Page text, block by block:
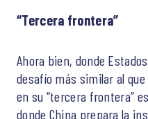
“Tercera frontera”
Ahora bien, donde
desafío más similar al
en su “tercera frontera”
donde China prepara la